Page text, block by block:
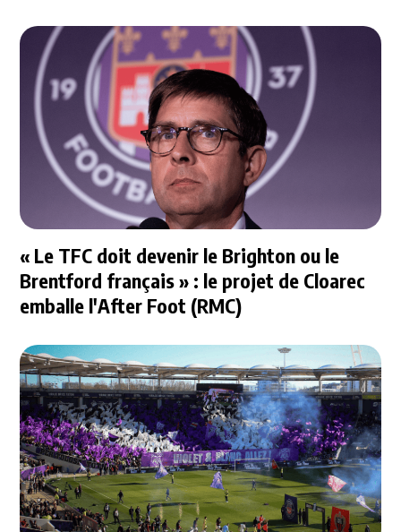
« Le TFC doit devenir le Brighton ou le
Brentford français » : le projet de Cloarec
emballe l'After Foot (RMC)